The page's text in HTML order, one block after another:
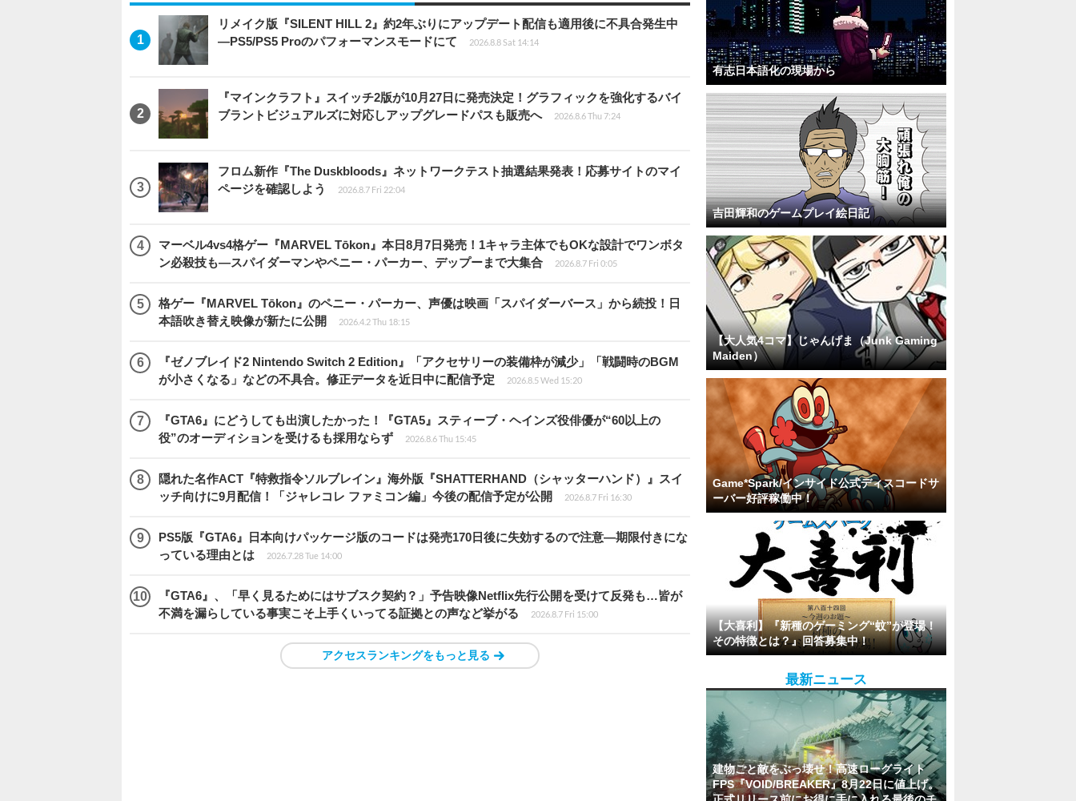
リメイク版『SILENT HILL 2』約2年ぶりにアップデート配信も適用後に不具合発生中
―PS5/PS5 Proのパフォーマンスモードにて
2026.8.8 Sat 14:14
『マインクラフト』スイッチ2版が10月27日に発売決定！グラフィックを強化するバイ
ブラントビジュアルズに対応しアップグレードパスも販売へ
2026.8.6 Thu 7:24
フロム新作『The Duskbloods』ネットワークテスト抽選結果発表！応募サイトのマイ
ページを確認しよう
2026.8.7 Fri 22:04
マーベル4vs4格ゲー『MARVEL Tōkon』本日8月7日発売！1キャラ主体でもOKな設計でワンボタ
ン必殺技も―スパイダーマンやペニー・パーカー、デップーまで大集合
2026.8.7 Fri 0:05
格ゲー『MARVEL Tōkon』のペニー・パーカー、声優は映画「スパイダーバース」から続投！日
本語吹き替え映像が新たに公開
2026.4.2 Thu 18:15
『ゼノブレイド2 Nintendo Switch 2 Edition』「アクセサリーの装備枠が減少」「戦闘時のBGM
が小さくなる」などの不具合。修正データを近日中に配信予定
2026.8.5 Wed 15:20
『GTA6』にどうしても出演したかった！『GTA5』スティーブ・ヘインズ役俳優が“60以上の
役”のオーディションを受けるも採用ならず
2026.8.6 Thu 15:45
隠れた名作ACT『特救指令ソルブレイン』海外版『SHATTERHAND（シャッターハンド）』スイ
ッチ向けに9月配信！「ジャレコレ ファミコン編」今後の配信予定が公開
2026.8.7 Fri 16:30
PS5版『GTA6』日本向けパッケージ版のコードは発売170日後に失効するので注意―期限付きにな
っている理由とは
2026.7.28 Tue 14:00
『GTA6』、「早く見るためにはサブスク契約？」予告映像Netflix先行公開を受けて反発も…皆が
不満を漏らしている事実こそ上手くいってる証拠との声など挙がる
2026.8.7 Fri 15:00
アクセスランキングをもっと見る
有志日本語化の現場から
吉田輝和のゲームプレイ絵日記
【大人気4コマ】じゃんげま（Junk Gaming
Maiden）
Game*Spark/インサイド公式ディスコードサ
ーバー好評稼働中！
【大喜利】『新種のゲーミング“蚊”が登場！
その特徴とは？』回答募集中！
最新ニュース
建物ごと敵をぶっ壊せ！高速ローグライト
FPS『VOID/BREAKER』8月22日に値上げ。